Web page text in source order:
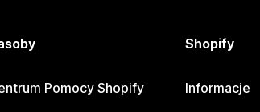
Pomocy Shopify
Shopify
Informacje